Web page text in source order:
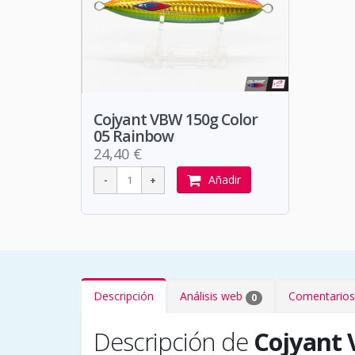
Cojyant VBW 150g Color
05 Rainbow
24,40 €
Añadir
Descripción Análisis web 0 Comentarios
Descripción de Cojyant